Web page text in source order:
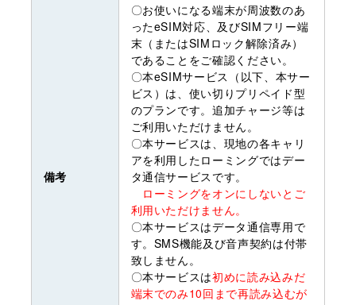
備考
〇お使いになる端末が周波数のあ
ったeSIM対応、及びSIMフリー端
末（またはSIMロック解除済み）
であることをご確認ください。
〇本eSIMサービス（以下、本サー
ビス）は、使い切りプリペイド型
のプランです。追加チャージ等は
ご利用いただけません。
〇本サービスは、現地の各キャリ
アを利用したローミングではデー
タ通信サービスです。
ローミングをオンにしないとご
利用いただけません。
〇本サービスはデータ通信専用で
す。SMS機能及び音声契約は付帯
致しません。
〇本サービスは初めに読み込みだ
端末でのみ10回まで再読み込むが